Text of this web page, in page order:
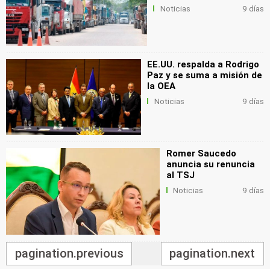
Noticias 9 días
EE.UU. respalda a Rodrigo
Paz y se suma a misión de
la OEA
Noticias 9 días
Romer Saucedo
anuncia su renuncia
al TSJ
Noticias 9 días
pagination.previous pagination.next